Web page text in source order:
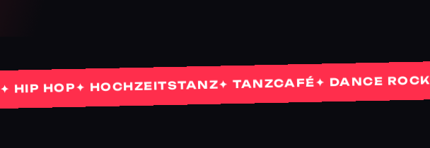
✦ HOCHZEITSTANZ✦ TANZCAFÉ✦ DANCE ROCKETS✦